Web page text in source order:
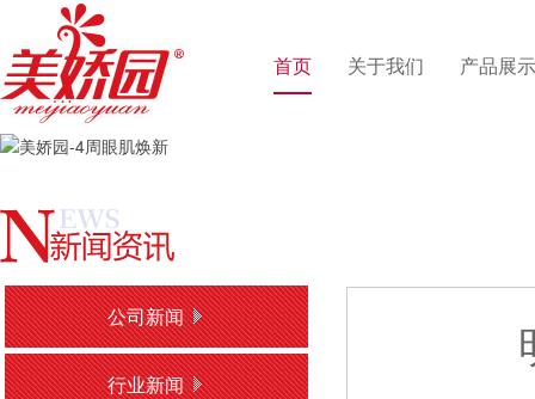
首页 关于我们 产品展示
公司新闻
行业新闻